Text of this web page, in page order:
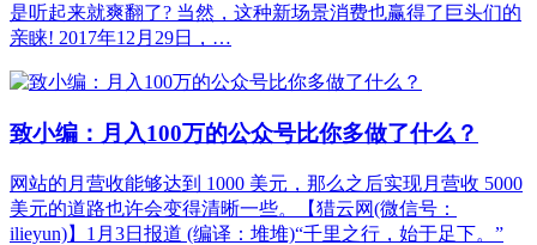
是听起来就爽翻了? 当然，这种新场景消费也赢得了巨头们的
亲睐! 2017年12月29日，…
致小编：月入100万的公众号比你多做了什么？
网站的月营收能够达到 1000 美元，那么之后实现月营收 5000
美元的道路也许会变得清晰一些。【猎云网(微信号：
ilieyun)】1月3日报道 (编译：堆堆)“千里之行，始于足下。”